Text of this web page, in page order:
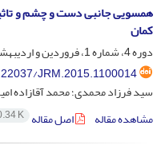
همسویی جانبی دست و چشم و
کمان
دوره 4، شماره 1، فروردین و اردیبهشت 1394، صفحه
JRM.2015.1100014
سید فرزاد محمدی؛ محمد آقازاده
مشاهده مقاله
اصل مقاله K